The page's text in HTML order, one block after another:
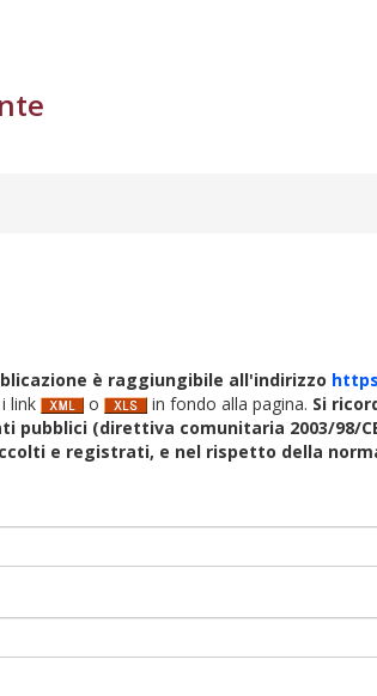
è raggiungibile all'indirizzo
i link
o in fondo alla pagina. Si
(direttiva comunitaria 2003/98/
e registrati, e nel rispetto della